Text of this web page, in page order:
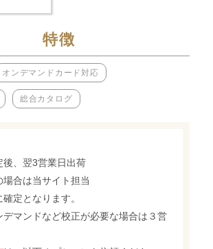
特徴
オンデマンドカード対応
総合カタログ
後、翌3営業日出荷
合は当サイト担当
定となります。
デマンドなど校正が必要な場合は３営